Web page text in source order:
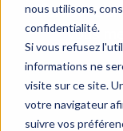
nous utilisons,
confidentialité.
Si vous refusez
informations ne
visite sur ce site.
votre navigateur
suivre vos
Choisissez
vous